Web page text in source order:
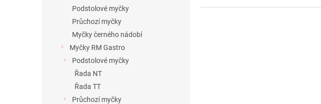
Podstolové myčky
Průchozí myčky
Myčky černého nádobí
Myčky RM Gastro
Podstolové myčky
Řada NT
Řada TT
Průchozí myčky
u